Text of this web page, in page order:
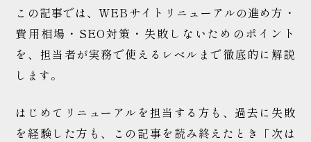
この記事では、WEBサイトリニューアルの進め方・
費用相場・SEO対策・失敗しないためのポイント
を、担当者が実務で使えるレベルまで徹底的に解説
します。
はじめてリニューアルを担当する方も、過去に失敗
を経験した方も、この記事を読み終えたとき「次は